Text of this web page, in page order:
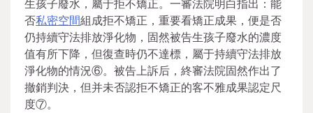
生孩子廢水，屬于拒不矯正。一審法院明白指出：能
否私密空間組成拒不矯正，重要看矯正成果，便是否
仍持續守法排放淨化物，固然被告生孩子廢水的濃度
值有所下降，但復查時仍不達標，屬于持續守法排放
淨化物的情況⑥。被告上訴后，終審法院固然作出了
撤銷判決，但并未否認拒不矯正的客不雅成果認定尺
度⑦。